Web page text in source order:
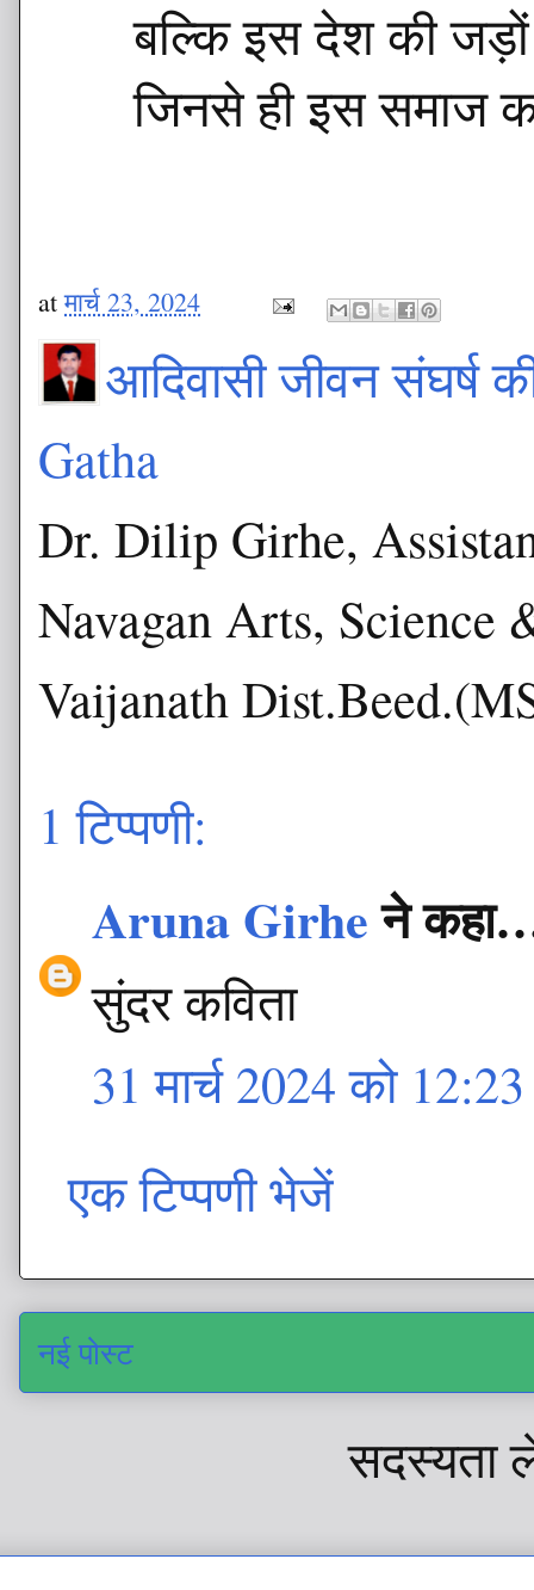
बल्कि इस देश की
जिनसे ही इस समाज
atमार्च 23, 2024
आदिवासी जीवन संघर्ष
Gatha
Dr. Dilip Girhe,
Navagan Arts, Science
Vaijanath
1 टिप्पणी:
Aruna Girheने
सुंदर कविता
31 मार्च 2024 को
एक टिप्पणी भेजें
नई पोस्ट
सदस्यता